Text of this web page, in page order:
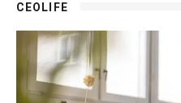
CEOLIFE